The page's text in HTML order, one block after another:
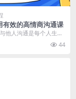
有效的高情商沟通课
他人沟通是每个人生活
分，很多沟通的结果对
发展有...
44